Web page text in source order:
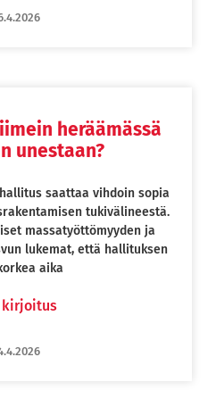
heräämässä
unestaan?
saattaa vihdoin sopia
tukivälineestä.
massatyöttömyyden ja
lukemat, että hallituksen
aika
kirjoitus